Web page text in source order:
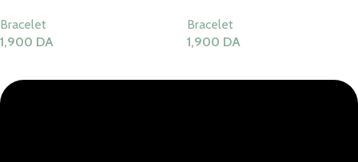
Bracelet
1,900 DA
Bracelet
1,900 DA